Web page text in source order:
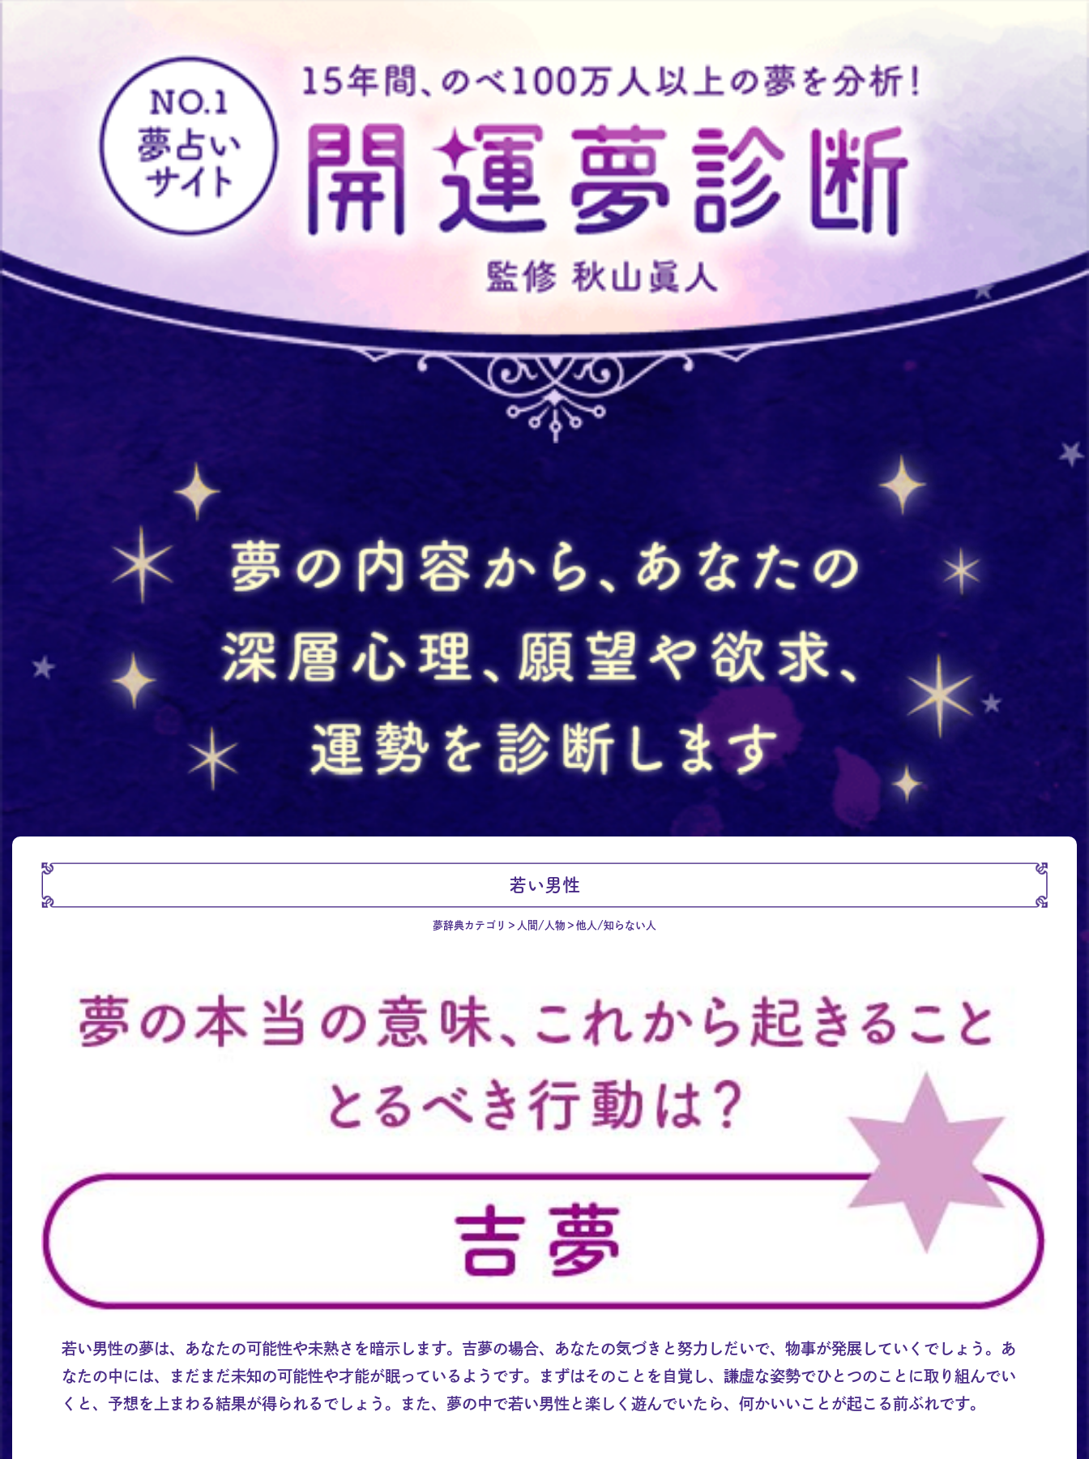
若い男性
夢辞典カテゴリ 人間/人物 他人/知らない人
若い男性の夢は、あなたの可能性や未熟さを暗示します。吉夢の場合、あなたの気づきと努力しだいで、物事が発展していくでしょう。あ
なたの中には、まだまだ未知の可能性や才能が眠っているようです。まずはそのことを自覚し、謙虚な姿勢でひとつのことに取り組んでい
くと、予想を上まわる結果が得られるでしょう。また、夢の中で若い男性と楽しく遊んでいたら、何かいいことが起こる前ぶれです。